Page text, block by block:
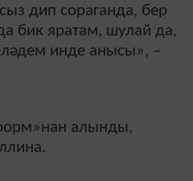
дип сораганда, бер
бик яратам, шулай да,
инде анысы», –
алынды,